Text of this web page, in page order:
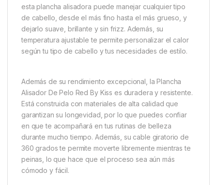
esta plancha alisadora puede manejar cualquier tipo
de cabello, desde el más fino hasta el más grueso, y
dejarlo suave, brillante y sin frizz. Además, su
temperatura ajustable te permite personalizar el calor
según tu tipo de cabello y tus necesidades de estilo.
Además de su rendimiento excepcional, la Plancha
Alisador De Pelo Red By Kiss es duradera y resistente.
Está construida con materiales de alta calidad que
garantizan su longevidad, por lo que puedes confiar
en que te acompañará en tus rutinas de belleza
durante mucho tiempo. Además, su cable giratorio de
360 grados te permite moverte libremente mientras te
peinas, lo que hace que el proceso sea aún más
cómodo y fácil.